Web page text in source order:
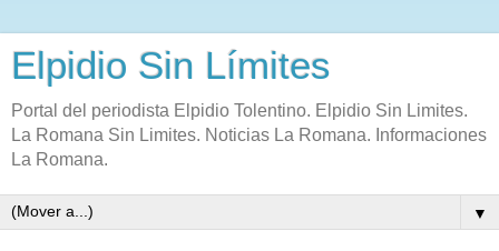
Elpidio Sin Límites
Portal del periodista Elpidio Tolentino. Elpidio Sin Limites.
La Romana Sin Limites. Noticias La Romana. Informaciones
La Romana.
▼